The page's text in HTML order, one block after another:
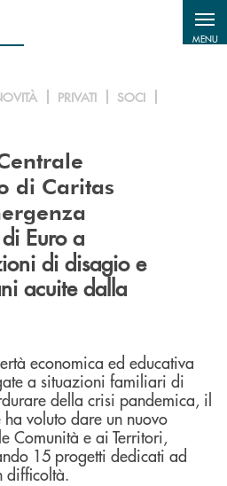
MENU
PRIVATI
SOCI
di Caritas
Euro a
di disagio e
acuite dalla
economica ed educativa
a situazioni familiari di
della crisi pandemica, il
voluto dare un nuovo
Comunità e ai Territori,
15 progetti dedicati ad
difficoltà.